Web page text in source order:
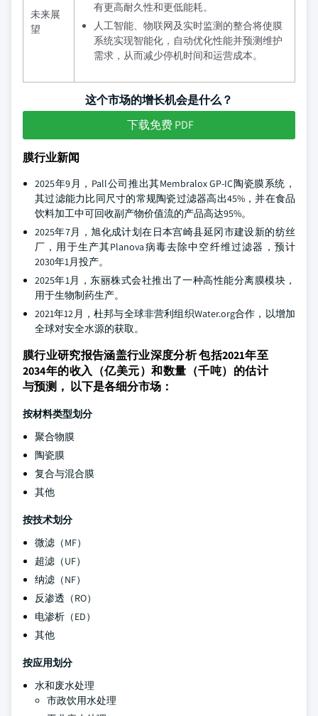
未来展
望
有更高耐久性和更低能耗。
人工智能、物联网及实时监测的整合将使膜
系统实现智能化，自动优化性能并预测维护
需求，从而减少停机时间和运营成本。
这个市场的增长机会是什么？
下载免费 PDF
膜行业新闻
2025年9月，Pall公司推出其Membralox GP-IC陶瓷膜系统，
其过滤能力比同尺寸的常规陶瓷过滤器高出45%，并在食品
饮料加工中可回收副产物价值流的产品高达95%。
2025年7月，旭化成计划在日本宫崎县延冈市建设新的纺丝
厂，用于生产其Planova病毒去除中空纤维过滤器，预计
2030年1月投产。
2025年1月，东丽株式会社推出了一种高性能分离膜模块，
用于生物制药生产。
2021年12月，杜邦与全球非营利组织Water.org合作，以增加
全球对安全水源的获取。
膜行业研究报告涵盖行业深度分析 包括2021年至
2034年的收入（亿美元）和数量（千吨）的估计
与预测， 以下是各细分市场：
按材料类型划分
聚合物膜
陶瓷膜
复合与混合膜
其他
按技术划分
微滤（MF）
超滤（UF）
纳滤（NF）
反渗透（RO）
电渗析（ED）
其他
按应用划分
水和废水处理
市政饮用水处理